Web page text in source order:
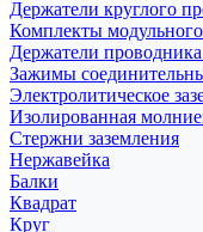
Держатели круглого
Комплекты модульного
Держатели
Зажимы
Электролитическое
Изолированная
Стержни заземления
Нержавейка
Балки
Квадрат
Круг